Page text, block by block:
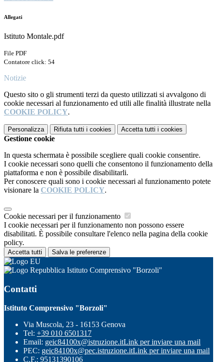
Allegati
Istituto Montale.pdf
File PDF
Contatore click: 54
Notizie
Questo sito o gli strumenti terzi da questo utilizzati si avvalgono di
cookie necessari al funzionamento ed utili alle finalità illustrate nella
COOKIE POLICY.
Personalizza Rifiuta tutti i cookies Accetta tutti i cookies
Gestione cookie
In questa schermata è possibile scegliere quali cookie consentire.
I cookie necessari sono quelli che consentono il funzionamento della
piattaforma e non è possibile disabilitarli.
Per conoscere quali sono i cookie necessari al funzionamento potete
visionare la COOKIE POLICY.
Cookie necessari per il funzionamento
I cookie necessari per il funzionamento non possono essere
disabilitati. È possibile consultare l'elenco nella pagina della cookie
policy.
Accetta tutti Salva le preferenze
Istituto Comprensivo "Borzoli"
Contatti
Istituto Comprensivo "Borzoli"
Via Muscola, 23 - 16153 Genova
Tel: +39 010 6501317
Email: geic84100x@istruzione.itLink per inviare una mail
PEC: geic84100x@pec.istruzione.itLink per inviare una mail
C.F.: 95131390106